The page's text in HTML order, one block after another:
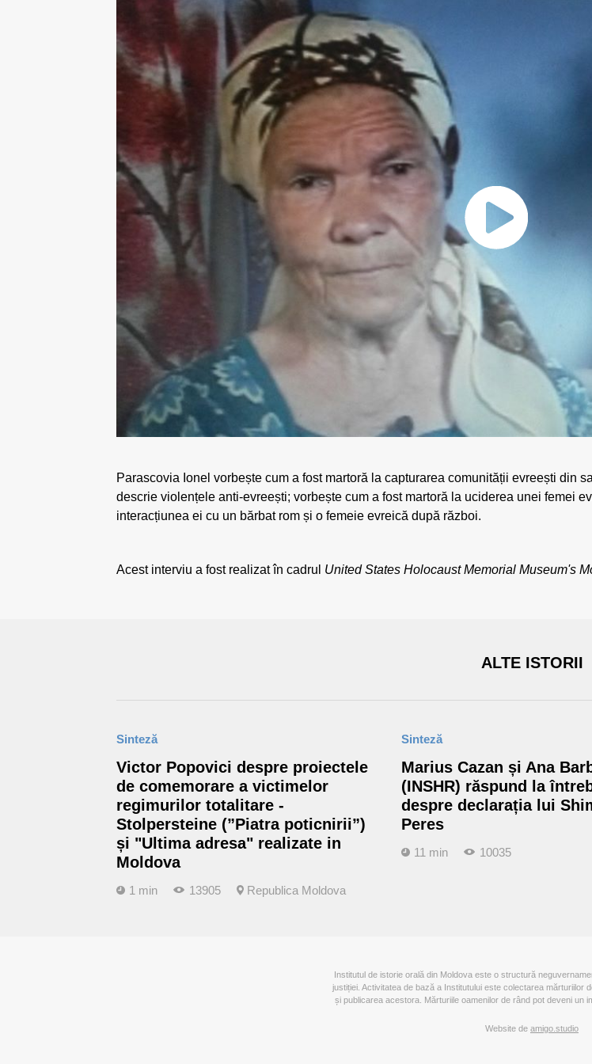
Parascovia Ionel vorbește cum a fost martoră la capturarea comunității evreești din
descrie violențele anti-evreești; vorbește cum a fost martoră la uciderea unei femei
interacțiunea ei cu un bărbat rom și o femeie evreică după război.
Acest interviu a fost realizat în cadrul United States Holocaust Memorial Museum's
ALTE ISTORII
Sinteză
Victor Popovici despre proiectele
de comemorare a victimelor
regimurilor totalitare -
Stolpersteine (”Piatra poticnirii”)
și "Ultima adresa" realizate in
Moldova
1 min 13905 Republica Moldova
Sinteză
Marius Cazan și Ana
(INSHR) răspund la
despre declarația lui
Peres
11 min 10035
Institutul de istorie orală din Moldova este o structură
justiției. Activitatea de bază a Institutului este colectarea mărturiilor
și publicarea acestora. Mărturiile oamenilor de rând pot deveni un
Website de amigo.studio